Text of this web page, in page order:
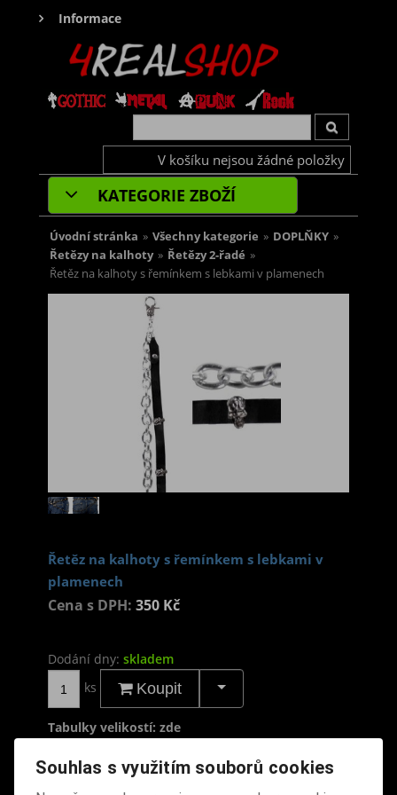
Informace
V košíku nejsou žádné položky
KATEGORIE ZBOŽÍ
Úvodní stránka » Všechny kategorie » DOPLŇKY »
Řetězy na kalhoty » Řetězy 2-řadé »
Řetěz na kalhoty s řemínkem s lebkami v plamenech
Řetěz na kalhoty s řemínkem s lebkami v
plamenech
Cena s DPH: 350 Kč
Dodání dny: skladem
ks
Koupit
Tabulky velikostí: zde
Katalogové číslo:DOQDRETBPUS5195
Souhlas s využitím souborů cookies